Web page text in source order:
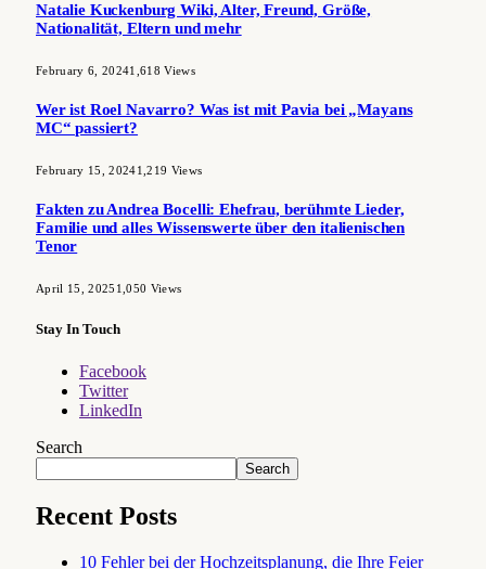
Natalie Kuckenburg Wiki, Alter, Freund, Größe,
Nationalität, Eltern und mehr
February 6, 20241,618Views
Wer ist Roel Navarro? Was ist mit Pavia bei „Mayans
MC“ passiert?
February 15, 20241,219 Views
Fakten zu Andrea Bocelli: Ehefrau, berühmte Lieder,
Familie und alles Wissenswerte über den italienischen
Tenor
April 15, 2025 1,050 Views
Stay In Touch
Facebook
Twitter
LinkedIn
Search
Search
Recent Posts
10 Fehler bei der Hochzeitsplanung, die Ihre Feier